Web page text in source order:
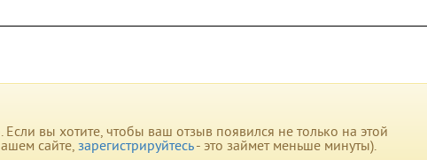
вы хотите, чтобы ваш отзыв появился не только на этой
сайте, зарегистрируйтесь- это займет меньше минуты).